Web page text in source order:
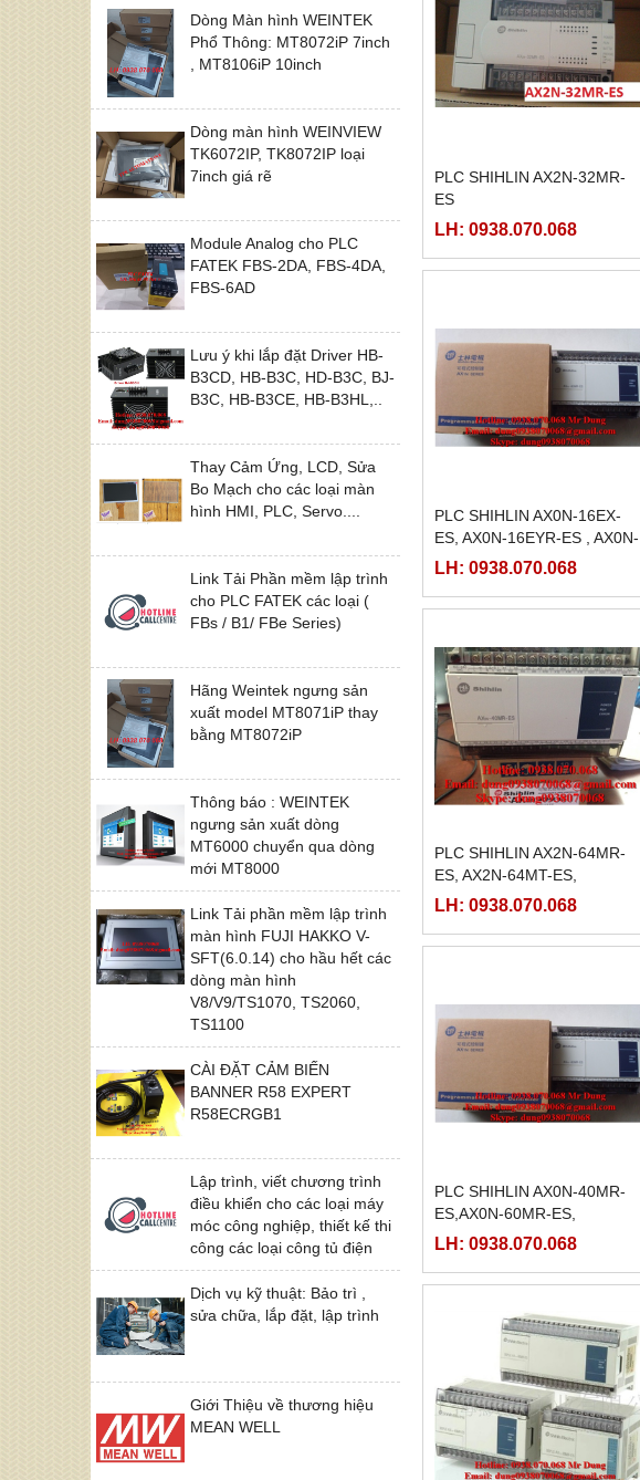
Dòng Màn hình WEINTEK
Phổ Thông: MT8072iP 7inch
, MT8106iP 10inch
Dòng màn hình WEINVIEW
TK6072IP, TK8072IP loại
7inch giá rẽ
Module Analog cho PLC
FATEK FBS-2DA, FBS-4DA,
FBS-6AD
Lưu ý khi lắp đặt Driver HB-
B3CD, HB-B3C, HD-B3C, BJ-
B3C, HB-B3CE, HB-B3HL,..
Thay Cảm Ứng, LCD, Sửa
Bo Mạch cho các loại màn
hình HMI, PLC, Servo....
Link Tải Phần mềm lập trình
cho PLC FATEK các loại (
FBs / B1/ FBe Series)
Hãng Weintek ngưng sản
xuất model MT8071iP thay
bằng MT8072iP
Thông báo : WEINTEK
ngưng sản xuất dòng
MT6000 chuyển qua dòng
mới MT8000
Link Tải phần mềm lập trình
màn hình FUJI HAKKO V-
SFT(6.0.14) cho hầu hết các
dòng màn hình
V8/V9/TS1070, TS2060,
TS1100
CÀI ĐẶT CẢM BIẾN
BANNER R58 EXPERT
R58ECRGB1
Lập trình, viết chương trình
điều khiển cho các loại máy
móc công nghiệp, thiết kế thi
công các loại công tủ điện
Dịch vụ kỹ thuật: Bảo trì ,
sửa chữa, lắp đặt, lập trình
Giới Thiệu về thương hiệu
MEAN WELL
PLC SHIHLIN AX2N-32MR-
ES
LH: 0938.070.068
PLC SHIHLIN AX0N-16EX-
ES, AX0N-16EYR-ES , AX0N-
16ER-ES
LH: 0938.070.068
PLC SHIHLIN AX2N-64MR-
ES, AX2N-64MT-ES,
LH: 0938.070.068
PLC SHIHLIN AX0N-40MR-
ES,AX0N-60MR-ES,
LH: 0938.070.068